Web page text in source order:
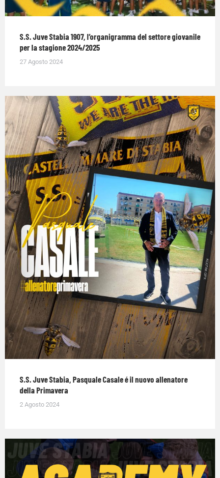
S.S. Juve Stabia 1907, l’organigramma del settore giovanile
per la stagione 2024/2025
27 Agosto 2024
S.S. Juve Stabia, Pasquale Casale é il nuovo allenatore
della Primavera
2 Agosto 2024